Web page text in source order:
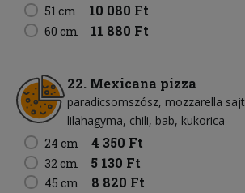
51 cm 10 080 Ft
60 cm 11 880 Ft
22. Mexicana pizza
paradicsomszósz mozzarella sajt
lilahagyma chili bab kukorica
24 cm
4 350 Ft
32 cm 5 130 Ft
45 cm 8 820 Ft